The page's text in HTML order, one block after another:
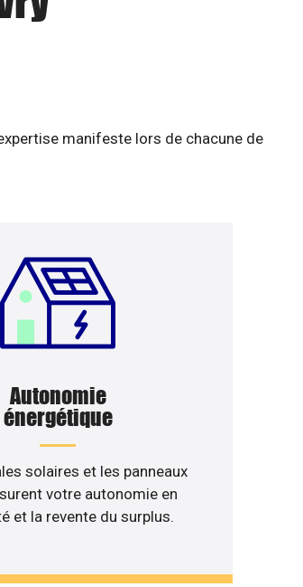
manifeste lors de chacune de
Autonomie
énergétique
solaires et les panneaux
votre autonomie en
et la revente du surplus.